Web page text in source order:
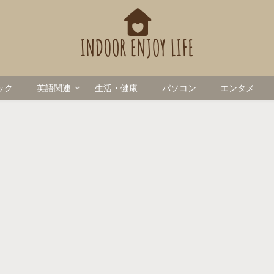
ク 英語関連 生活・健康 パソコン エンタメ